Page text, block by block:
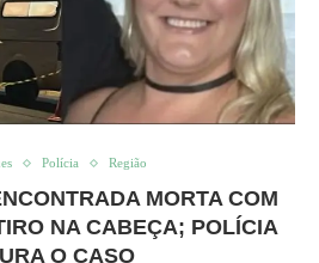
Polícia Região
MORTA COM
NA CABEÇA; POLÍCIA
O CASO